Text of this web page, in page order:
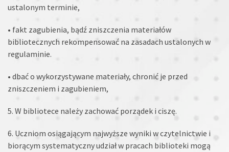
ustalonym terminie,
• fakt zagubienia, bądź zniszczenia materiałów
bibliotecznych rekompensować na zasadach ustalonych w
regulaminie.
• dbać o wykorzystywane materiały, chronić je przed
zniszczeniem i zagubieniem,
5. W bibliotece należy zachować porządek i ciszę.
6. Uczniom osiągającym najwyższe wyniki w czytelnictwie i
biorącym systematyczny udział w pracach biblioteki mogą